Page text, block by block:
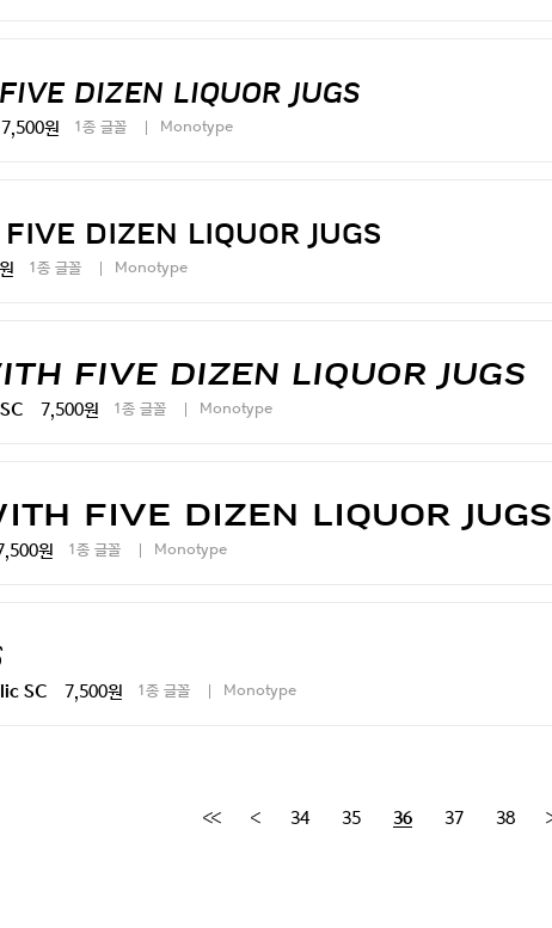
dizen liquor jugs
7,500원 1종 글꼴 Monotype
five dizen liquor jugs
1종 글꼴 Monotype
five dizen liquor jugs
7,500원 1종 글꼴 Monotype
five dizen liquor jugs
원 1종 글꼴 Monotype
SC 7,500원 1종 글꼴 Monotype
34 35 36 37 38